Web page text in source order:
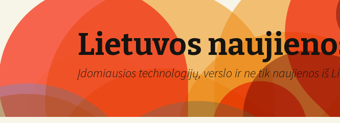
Lietuvos
Įdomiausios technologijų, verslo ir ne tik naujienos iš